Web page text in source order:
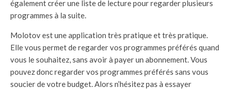
également créer une liste de lecture pour regarder plusieurs
programmes à la suite.
Molotov est une application très pratique et très pratique.
Elle vous permet de regarder vos programmes préférés quand
vous le souhaitez, sans avoir à payer un abonnement. Vous
pouvez donc regarder vos programmes préférés sans vous
soucier de votre budget. Alors n’hésitez pas à essayer